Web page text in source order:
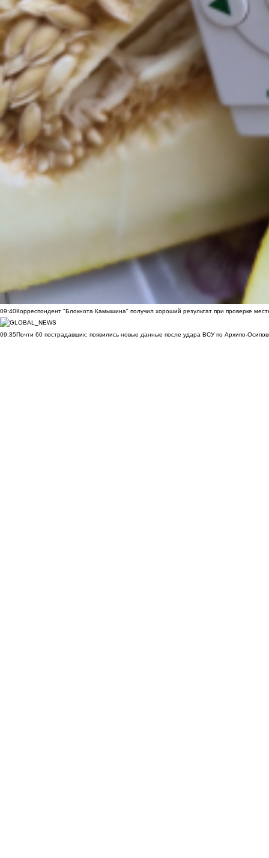
09:40Корреспондент "Блокнота Камышина" получил хороший результат при проверке
09:35Почти 60 пострадавших: появились новые данные после удара ВСУ по Архипо-